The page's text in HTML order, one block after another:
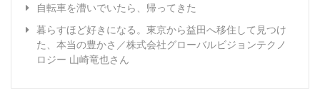
自転車を漕いでいたら、帰ってきた
暮らすほど好きになる。東京から益田へ移住して見つけ
た、本当の豊かさ／株式会社グローバルビジョンテクノ
ロジー 山崎竜也さん